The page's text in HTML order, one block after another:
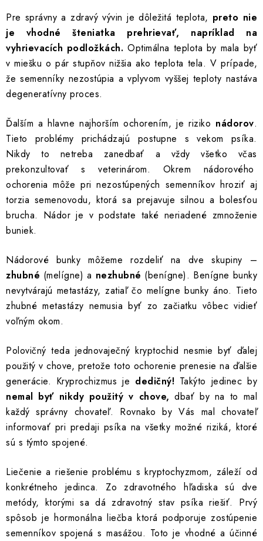
Pre správny a zdravý vývin je dôležitá teplota, preto nie
je vhodné šteniatka prehrievať, napríklad na
vyhrievacích podložkách. Optimálna teplota by mala byť
v miešku o pár stupňov nižšia ako teplota tela. V prípade,
že semenníky nezostúpia a vplyvom vyššej teploty nastáva
degeneratívny proces.
Ďalším a hlavne najhorším ochorením, je riziko nádorov.
Tieto problémy prichádzajú postupne s vekom psíka.
Nikdy to netreba zanedbať a vždy všetko včas
prekonzultovať s veterinárom. Okrem nádorového
ochorenia môže pri nezostúpených semenníkov hroziť aj
torzia semenovodu, ktorá sa prejavuje silnou a bolesťou
brucha. Nádor je v podstate také neriadené zmnoženie
buniek.
Nádorové bunky môžeme rozdeliť na dve skupiny –
zhubné (melígne) a nezhubné (benígne). Benígne bunky
nevytvárajú metastázy, zatiaľ čo melígne bunky áno. Tieto
zhubné metastázy nemusia byť zo začiatku vôbec vidieť
voľným okom.
Polovičný teda jednovaječný kryptochid nesmie byť ďalej
použitý v chove, pretože toto ochorenie prenesie na ďalšie
generácie. Kryprochizmus je dedičný! Takýto jedinec by
nemal byť nikdy použitý v chove,dbať by na to mal
každý správny chovateľ. Rovnako by Vás mal chovateľ
informovať pri predaji psíka na všetky možné riziká, ktoré
sú s týmto spojené.
Liečenie a riešenie problému s kryptochyzmom, záleží od
konkrétneho jedinca. Zo zdravotného hľadiska sú dve
metódy, ktorými sa dá zdravotný stav psíka riešiť. Prvý
spôsob je hormonálna liečba ktorá podporuje zostúpenie
semenníkov spojená s masážou. Toto je vhodné a účinné